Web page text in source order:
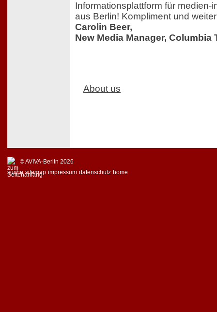
Informationsplattform für medien-
aus Berlin! Kompliment und
Carolin Beer,
New Media Manager, Columbia
About us
© AVIVA-Berlin 2026
suche sitemap impressum datenschutz home